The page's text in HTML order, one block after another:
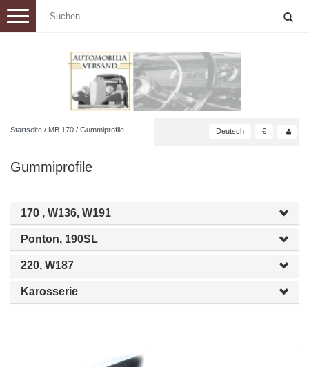
Toggle
navigation
Startseite / MB 170 / Gummiprofile Deutsch €
Gummiprofile
170 , W136, W191
Ponton, 190SL
220, W187
Karosserie